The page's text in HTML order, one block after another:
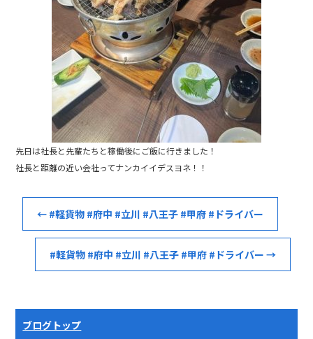
先日は社長と先輩たちと稼働後にご飯に行きました！
社長と距離の近い会社ってナンカイイデスヨネ！！
← #軽貨物 #府中 #立川 #八王子 #甲府 #ドライバー
#軽貨物 #府中 #立川 #八王子 #甲府 #ドライバー →
ブログトップ